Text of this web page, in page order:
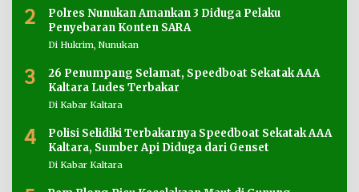
2
Polres Nunukan Amankan 3 Diduga Pelaku
Penyebaran Konten SARA
Di Hukrim, Nunukan
3
26 Penumpang Selamat, Speedboat Sekatak AAA
Kaltara Ludes Terbakar
Di Kabar Kaltara
4
Polisi Selidiki Terbakarnya Speedboat Sekatak AAA
Kaltara, Sumber Api Diduga dari Genset
Di Kabar Kaltara